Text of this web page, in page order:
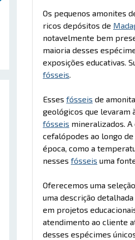
Os pequenos amonites
ricos depósitos de
notavelmente bem
maioria desses
exposições educativas.
fósseis
Esses fósseis de
geológicos que levaram
fósseis mineralizados.
cefalópodes ao longo
época, como a
nesses fósseis uma
Oferecemos uma
uma descrição
em projetos
atendimento ao cliente
desses espécimes